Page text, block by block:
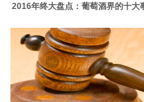
2016年终大盘点：葡萄酒界的十大